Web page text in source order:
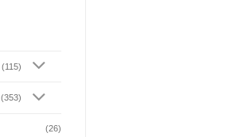
(115)
(353)
(26)